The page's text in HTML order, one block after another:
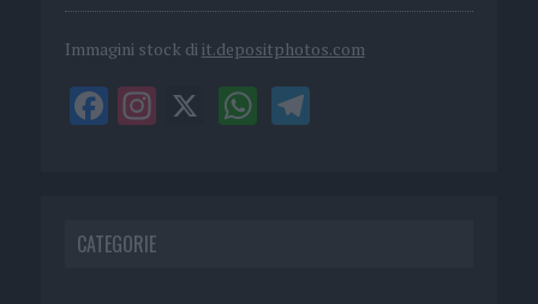
Immagini stock di it.depositphotos.com
CATEGORIE